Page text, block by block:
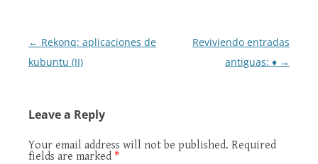
Post
navigation
← Rekonq: aplicaciones de
kubuntu (II)
Reviviendo entradas
antiguas: ♦ →
Leave a Reply
Your email address will not be published. Required
fields are marked *